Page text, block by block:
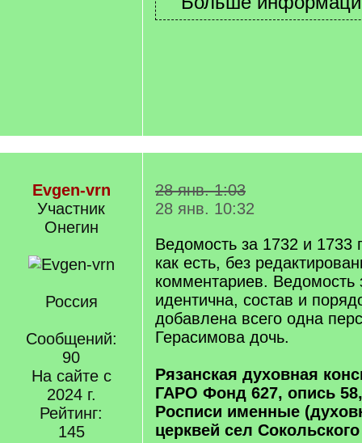
Evgen-vrn
Участник
Онегин
Россия
Сообщений:
90
На сайте с
2024 г.
Рейтинг:
145
28 янв. 1:03
28 янв. 10:32
Ведомость за 1732 и 1733
как есть, без
комментариев. Ведомость
идентична, состав и
добавлена всего одна
Герасимова дочь.
Рязанская духовная
ГАРО Фонд 627, опись
Росписи именные
церквей сел